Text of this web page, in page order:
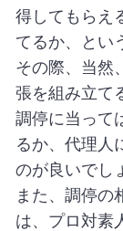
得してもらえ
てるか、とい
その際、当然
張を組み立て
調停に当って
るか、代理人
のが良いでし
また、調停の
は、プロ対素